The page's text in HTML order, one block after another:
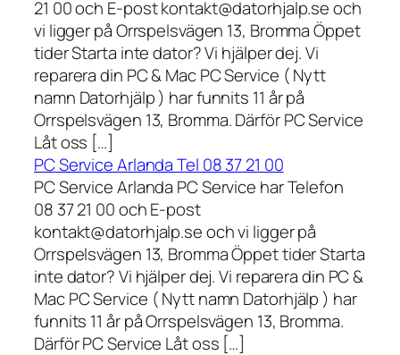
21 00 och E-post kontakt@datorhjalp.se och
vi ligger på Orrspelsvägen 13, Bromma Öppet
tider Starta inte dator? Vi hjälper dej. Vi
reparera din PC & Mac PC Service ( Nytt
namn Datorhjälp ) har funnits 11 år på
Orrspelsvägen 13, Bromma. Därför PC Service
Låt oss […]
PC Service Arlanda Tel 08 37 21 00
PC Service Arlanda PC Service har Telefon
08 37 21 00 och E-post
kontakt@datorhjalp.se och vi ligger på
Orrspelsvägen 13, Bromma Öppet tider Starta
inte dator? Vi hjälper dej. Vi reparera din PC &
Mac PC Service ( Nytt namn Datorhjälp ) har
funnits 11 år på Orrspelsvägen 13, Bromma.
Därför PC Service Låt oss […]